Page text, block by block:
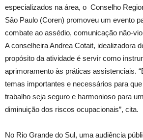
especializados na área, o Conselho
São Paulo (Coren) promoveu um evento
combate ao assédio, comunicação não-
A conselheira Andrea Cotait, idealizadora
propósito da atividade é servir como
aprimoramento às práticas assistenciais.
temas importantes e necessários para
trabalho seja seguro e harmonioso para
diminuição dos riscos ocupacionais”, cita.
No Rio Grande do Sul, uma audiência